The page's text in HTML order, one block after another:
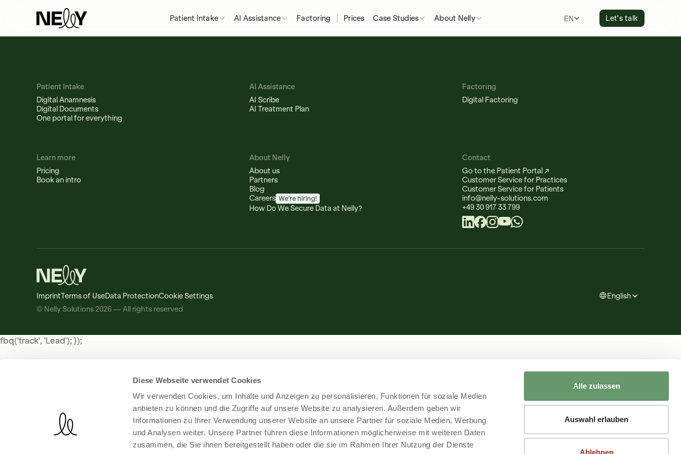
Diese Webseite verwendet Cookies
Wir verwenden Cookies, um Inhalte und Anzeigen zu personalisieren, Funktionen für soziale Medien
anbieten zu können und die Zugriffe auf unsere Website zu analysieren. Außerdem geben wir
Informationen zu Ihrer Verwendung unserer Website an unsere Partner für soziale Medien, Werbung
und Analysen weiter. Unsere Partner führen diese Informationen möglicherweise mit weiteren Daten
zusammen, die Sie ihnen bereitgestellt haben oder die sie im Rahmen Ihrer Nutzung der Dienste
Alle zulassen
Auswahl erlauben
Ablehnen
Patient Intake AI Assistance Factoring Prices Case Studies About Nelly ENGLISH Let's talk
Patient Intake
Digital Anamnesis
Digital Documents
One portal for everything
AI Assistance
AI Scribe
AI Treatment Plan
Factoring
Digital Factoring
Learn more
Pricing
Book an intro
About Nelly
About us
Partners
Blog
Careers We're hiring!
How Do We Secure Data at Nelly?
Contact
Go to the Patient Portal ↗
Customer Service for Practices
Customer Service for Patients
info@nelly-solutions.com
+49 30 917 33 799
ImprintTerms of UseData ProtectionCookie Settings
English
© Nelly Solutions 2026 — All rights reserved
fbq('track', 'Lead'); });